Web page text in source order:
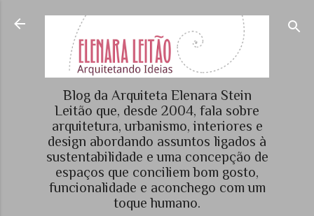
Pular para o conteúdo principal
Blog da Arquiteta Elenara Stein
Leitão que, desde 2004, fala sobre
arquitetura, urbanismo, interiores e
design abordando assuntos ligados à
sustentabilidade e uma concepção de
espaços que conciliem bom gosto,
funcionalidade e aconchego com um
toque humano.